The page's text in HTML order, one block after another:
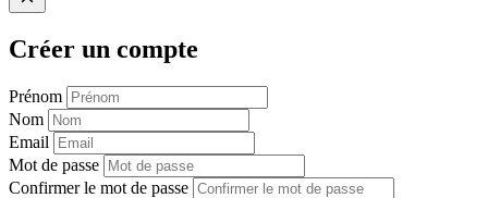
Créer un compte
Prénom
Nom
Email
Mot de passe
Confirmer le mot de passe